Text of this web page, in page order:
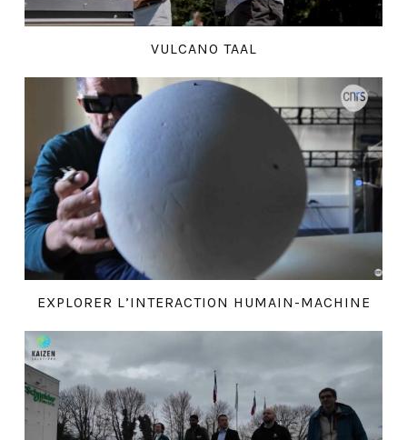
VULCANO TAAL
EXPLORER L’INTERACTION HUMAIN-MACHINE